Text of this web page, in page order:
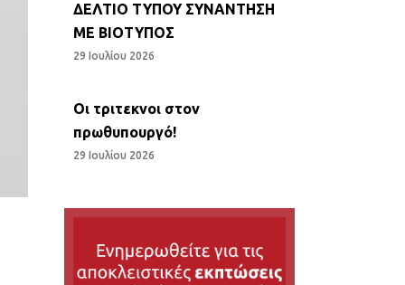
ΔΕΛΤΙΟ ΤΥΠΟΥ ΣΥΝΑΝΤΗΣΗ
ΜΕ ΒΙΟΤΥΠΟΣ
29 Ιουλίου 2026
Οι τριτεκνοι στον
πρωθυπουργό!
29 Ιουλίου 2026